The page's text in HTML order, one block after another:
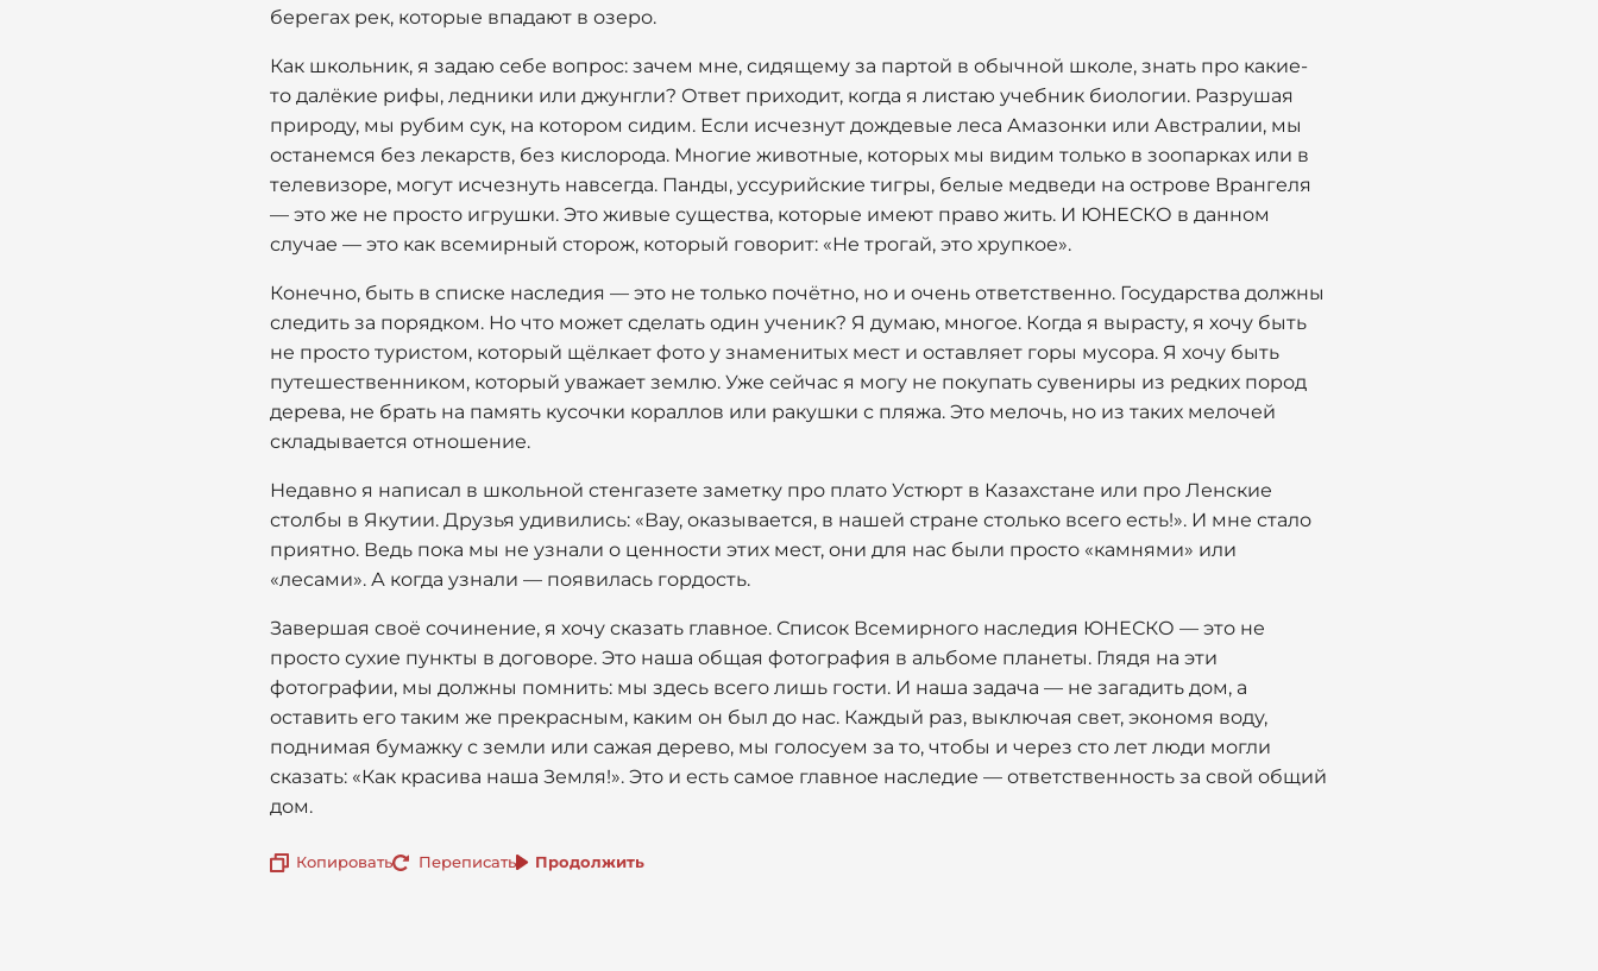
берегах рек, которые впадают в озеро.
Как школьник, я задаю себе вопрос: зачем мне, сидящему за партой в обычной школе, знать про какие-
то далёкие рифы, ледники или джунгли? Ответ приходит, когда я листаю учебник биологии. Разрушая
природу, мы рубим сук, на котором сидим. Если исчезнут дождевые леса Амазонки или Австралии, мы
останемся без лекарств, без кислорода. Многие животные, которых мы видим только в зоопарках или в
телевизоре, могут исчезнуть навсегда. Панды, уссурийские тигры, белые медведи на острове Врангеля
— это же не просто игрушки. Это живые существа, которые имеют право жить. И ЮНЕСКО в данном
случае — это как всемирный сторож, который говорит: «Не трогай, это хрупкое».
Конечно, быть в списке наследия — это не только почётно, но и очень ответственно. Государства должны
следить за порядком. Но что может сделать один ученик? Я думаю, многое. Когда я вырасту, я хочу быть
не просто туристом, который щёлкает фото у знаменитых мест и оставляет горы мусора. Я хочу быть
путешественником, который уважает землю. Уже сейчас я могу не покупать сувениры из редких пород
дерева, не брать на память кусочки кораллов или ракушки с пляжа. Это мелочь, но из таких мелочей
складывается отношение.
Недавно я написал в школьной стенгазете заметку про плато Устюрт в Казахстане или про Ленские
столбы в Якутии. Друзья удивились: «Вау, оказывается, в нашей стране столько всего есть!». И мне стало
приятно. Ведь пока мы не узнали о ценности этих мест, они для нас были просто «камнями» или
«лесами». А когда узнали — появилась гордость.
Завершая своё сочинение, я хочу сказать главное. Список Всемирного наследия ЮНЕСКО — это не
просто сухие пункты в договоре. Это наша общая фотография в альбоме планеты. Глядя на эти
фотографии, мы должны помнить: мы здесь всего лишь гости. И наша задача — не загадить дом, а
оставить его таким же прекрасным, каким он был до нас. Каждый раз, выключая свет, экономя воду,
поднимая бумажку с земли или сажая дерево, мы голосуем за то, чтобы и через сто лет люди могли
сказать: «Как красива наша Земля!». Это и есть самое главное наследие — ответственность за свой общий
дом.
Копировать Переписать Продолжить